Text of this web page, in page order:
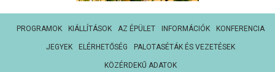
PROGRAMOK KIÁLLÍTÁSOK AZ ÉPÜLET INFORMÁCIÓK KONFERENCIA
JEGYEK ELÉRHETŐSÉG PALOTASÉTÁK ÉS VEZETÉSEK
KÖZÉRDEKŰ ADATOK